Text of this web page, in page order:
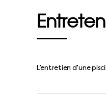
L’entretien d’une